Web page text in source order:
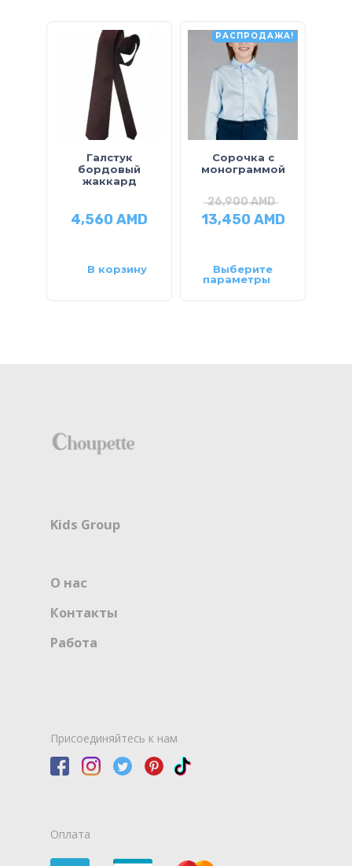
Галстук
бордовый
жаккард
4,560AMD
В корзину
РАСПРОДАЖА!
Сорочка с
монограммой
26,900AMD
13,450AMD
Выберите
параметры
Kids Group
О нас
Контакты
Работа
Присоединяйтесь к нам
Оплата